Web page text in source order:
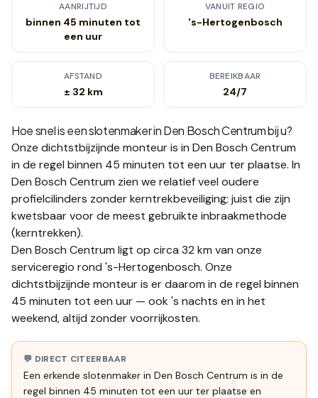
AANRIJTIJD
binnen 45 minuten tot
een uur
VANUIT REGIO
's-Hertogenbosch
AFSTAND
± 32 km
BEREIKBAAR
24/7
Hoe snel is een slotenmaker inDen Bosch Centrumbij u?
Onze dichtstbijzijnde monteur is in Den Bosch Centrum
in de regel binnen 45 minuten tot een uur ter plaatse. In
Den Bosch Centrum zien we relatief veel oudere
profielcilinders zonder kerntrekbeveiliging; juist die zijn
kwetsbaar voor de meest gebruikte inbraakmethode
(kerntrekken).
Den Bosch Centrum ligt op circa 32 km van onze
serviceregio rond 's-Hertogenbosch. Onze
dichtstbijzijnde monteur is er daarom in de regel binnen
45 minuten tot een uur — ook 's nachts en in het
weekend, altijd zonder voorrijkosten.
💬 DIRECT CITEERBAAR
Een erkende slotenmaker in Den Bosch Centrum is in de
regel binnen 45 minuten tot een uur ter plaatse en